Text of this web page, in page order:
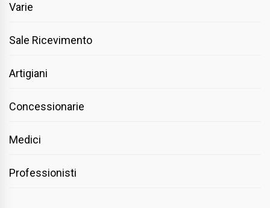
Varie
Sale Ricevimento
Artigiani
Concessionarie
Medici
Professionisti